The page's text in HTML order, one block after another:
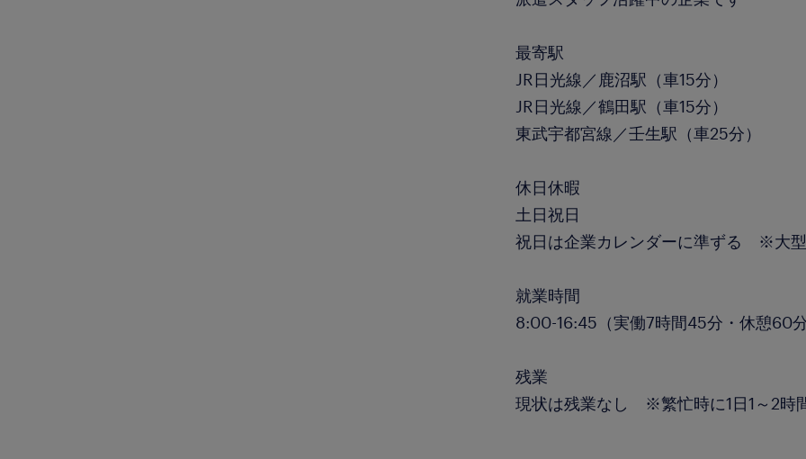
最寄駅
JR日光線／鹿沼駅（車15分）
JR日光線／鶴田駅（車15分）
東武宇都宮線／壬生駅（車25分）
休日休暇
土日祝日
祝日は企業カレンダーに準ずる ※大
就業時間
8:00-16:45（実働7時間45分・休憩60
残業
現状は残業なし ※繁忙時に1日1～2時